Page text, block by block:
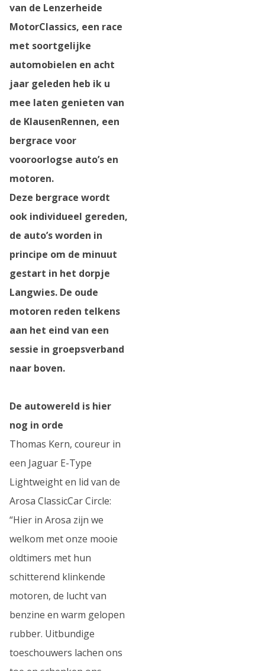
van de Lenzerheide
MotorClassics, een race
met soortgelijke
automobielen en acht
jaar geleden heb ik u
mee laten genieten van
de KlausenRennen, een
bergrace voor
vooroorlogse auto’s en
motoren.
Deze bergrace wordt
ook individueel gereden,
de auto’s worden in
principe om de minuut
gestart in het dorpje
Langwies. De oude
motoren reden telkens
aan het eind van een
sessie in groepsverband
naar boven.
De autowereld is hier
nog in orde
Thomas Kern, coureur in
een Jaguar E-Type
Lightweight en lid van de
Arosa ClassicCar Circle:
“Hier in Arosa zijn we
welkom met onze mooie
oldtimers met hun
schitterend klinkende
motoren, de lucht van
benzine en warm gelopen
rubber. Uitbundige
toeschouwers lachen ons